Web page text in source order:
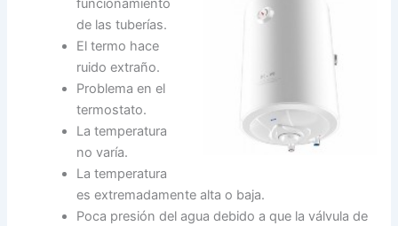
funcionamiento
de las tuberías.
El termo hace
ruido extraño.
Problema en el
termostato.
La temperatura
no varía.
La temperatura
es extremadamente alta o baja.
Poca presión del agua debido a que la válvula de